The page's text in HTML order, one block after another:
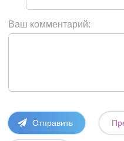
Ваш комментарий: